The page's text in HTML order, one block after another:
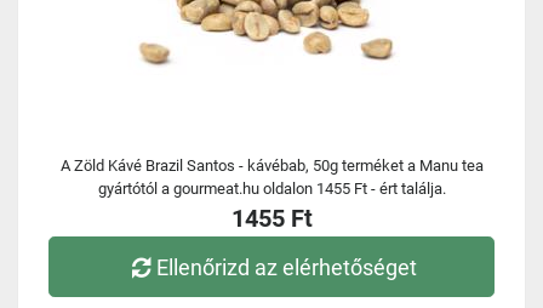
A Zöld Kávé Brazil Santos - kávébab, 50g terméket a Manu tea
gyártótól a gourmeat.hu oldalon 1455 Ft - ért találja.
1455 Ft
Ellenőrizd az elérhetőséget